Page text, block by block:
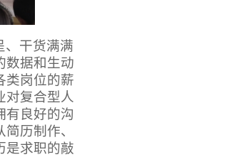
、干货满满
数据和生动
类岗位的薪
对复合型人
有良好的沟
历制作、
是求职的敲